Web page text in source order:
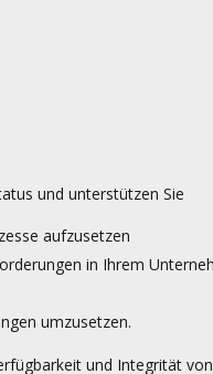
und unterstützen Sie
aufzusetzen
in Ihrem
umzusetzen.
und Integrität